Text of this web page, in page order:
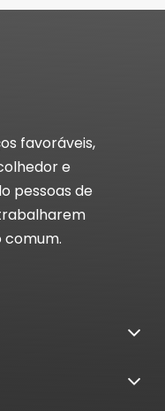
favoráveis,
e
pessoas de
comum.